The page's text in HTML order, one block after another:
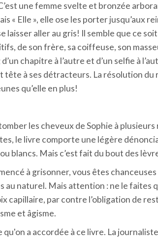
une femme svelte et bronzée
« Elle », elle ose les porter jusqu’aux
laisser aller au gris! Il semble que ce
de son frère, sa coiffeuse, son
chapitre à l’autre et d’un selfie à
à ses détracteurs. La résolution du
qu’elle en plus!
les cheveux de Sophie à plusieurs
le livre comporte une légère
blancs. Mais c’est fait du bout des
à grisonner, vous êtes
naturel. Mais attention : ne le faites
capillaire, par contre l’obligation de
et âgisme.
a accordée à ce livre. La